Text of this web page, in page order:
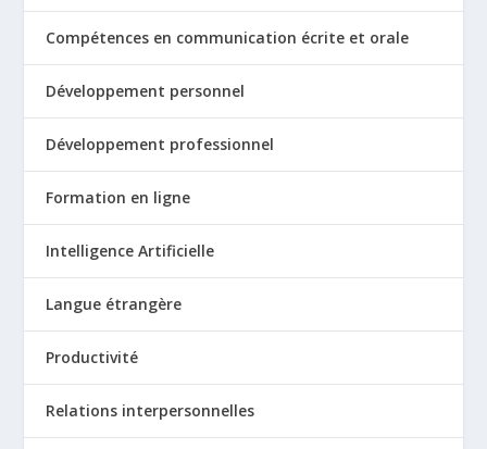
Compétences en communication écrite et orale
Développement personnel
Développement professionnel
Formation en ligne
Intelligence Artificielle
Langue étrangère
Productivité
Relations interpersonnelles